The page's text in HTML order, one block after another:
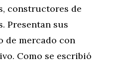
constructores de
Presentan sus
de mercado con
Como se escribió